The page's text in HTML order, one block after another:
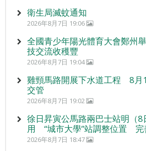
衛生局滅蚊通知
2026年8月7日 19:06
全國青少年陽光體育大會鄭州
技交流收穫豐
2026年8月7日 19:04
雞頸馬路開展下水道工程 8月
交管
2026年8月7日 19:02
徐日昇寅公馬路兩巴士站明（8
用 “城市大學”站調整位置 完
2026年8月7日 18:47